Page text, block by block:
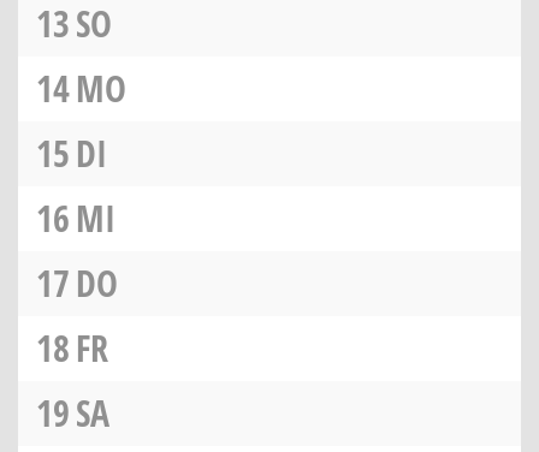
13SO
14MO
15DI
16MI
17DO
18FR
19SA